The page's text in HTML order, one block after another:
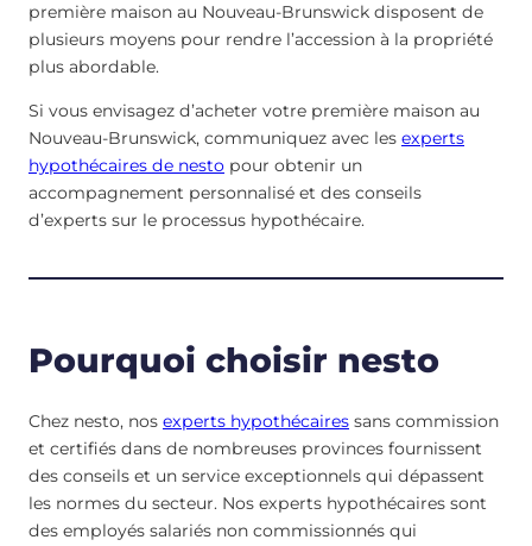
première maison au Nouveau-Brunswick disposent de
plusieurs moyens pour rendre l’accession à la propriété
plus abordable.
Si vous envisagez d’acheter votre première maison au
Nouveau-Brunswick, communiquez avec les experts
hypothécaires de nesto pour obtenir un
accompagnement personnalisé et des conseils
d’experts sur le processus hypothécaire.
Pourquoi choisir nesto
Chez nesto, nos experts hypothécaires sans commission
et certifiés dans de nombreuses provinces fournissent
des conseils et un service exceptionnels qui dépassent
les normes du secteur. Nos experts hypothécaires sont
des employés salariés non commissionnés qui